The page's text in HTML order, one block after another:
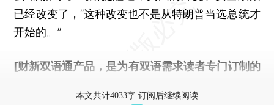
已经改变了，“这种改变也不是从特朗普当选总统才
开始的。”
[财新双语通产品，是为有双语需求读者专门订制的
本文共计4033字 订阅后继续阅读